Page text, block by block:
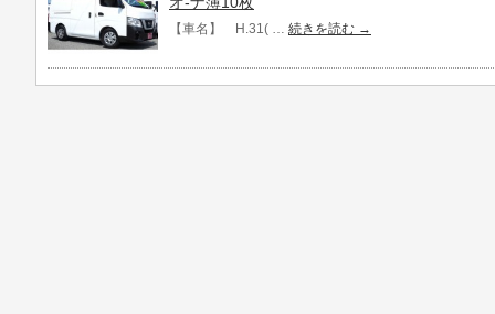
【車名】 H.31( … 続きを読む →